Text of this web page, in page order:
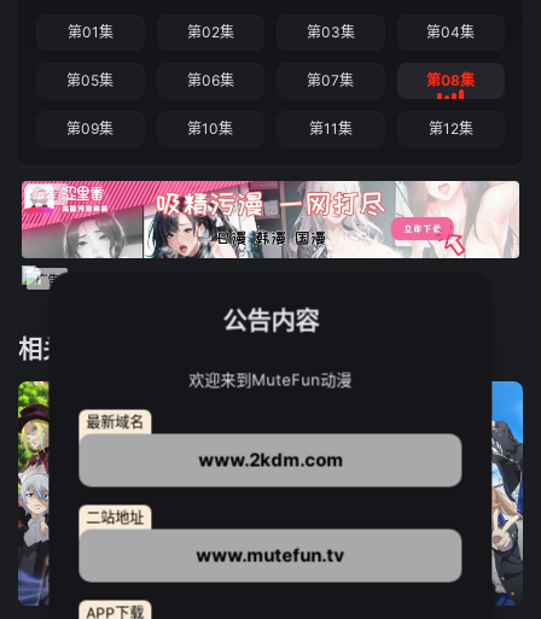
第01集 第02集 第03集 第04集
第05集 第06集 第07集 第08集
第09集 第10集 第11集 第12集
相关推荐
12集全 12集全 13集全
公告内容
欢迎来到MuteFun动漫
最新域名
www.2kdm.com
二站地址
www.mutefun.tv
APP下载